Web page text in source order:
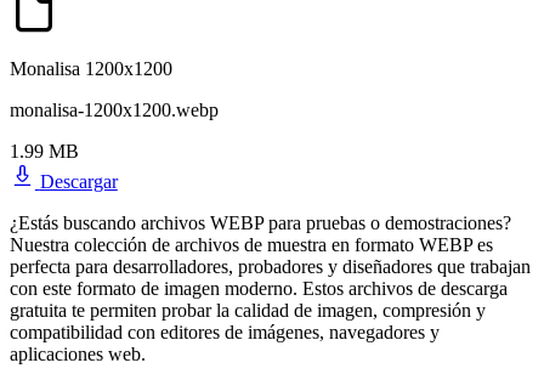
Monalisa 1200x1200
monalisa-1200x1200.webp
1.99 MB
Descargar
¿Estás buscando archivos WEBP para pruebas o demostraciones?
Nuestra colección de archivos de muestra en formato WEBP es
perfecta para desarrolladores, probadores y diseñadores que trabajan
con este formato de imagen moderno. Estos archivos de descarga
gratuita te permiten probar la calidad de imagen, compresión y
compatibilidad con editores de imágenes, navegadores y
aplicaciones web.